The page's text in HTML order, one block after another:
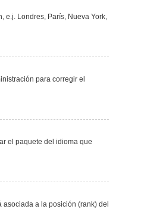
e.j. Londres, París, Nueva York,
para corregir el
el paquete del idioma que
a la posición (rank) del